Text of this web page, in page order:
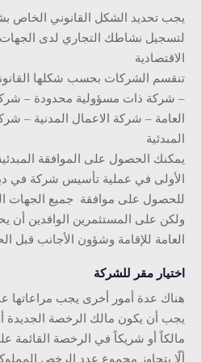
يجب تحديد الشكل القانوني الخاص
لتسجيل نشاطك التجاري لدى الجهات
الاقتصادية
تنقسم الشركات بحسب شكلها
– شركة ذات مسؤولية محدودة –
العامة – شركة الاعمال المدنية –
المبدئية
يمكنك الحصول على الموافقة
الأولى في عملية تأسيس شركة في
للحصول على موافقة جميع الجهات
ولكن على المستثمرين الوافدين أن
العامة للإقامة وشؤون الأجانب قبل
اختيار مقر للشركة
هناك عدة أمور أخرى يجب مراعاتها
يجب أن يكون مالك الرخصة الجديدة
مالكاً أو شريكاً في الرخصة القائمة